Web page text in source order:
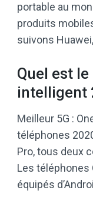
portable au
produits
suivons
Quel est
intelligent
Meilleur 5G :
téléphones
Pro, tous deux
Les téléphones
équipés